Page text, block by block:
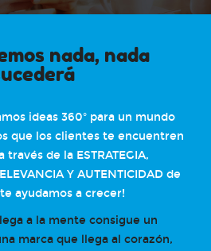
nada, nada
ideas 360º para un mundo
que los clientes te encuentren
de la ESTRATEGIA,
Y AUTENTICIDAD de
ayudamos a crecer!
a la mente consigue un
marca que llega al corazón,